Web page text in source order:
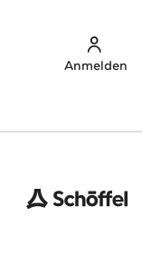
Anmelden